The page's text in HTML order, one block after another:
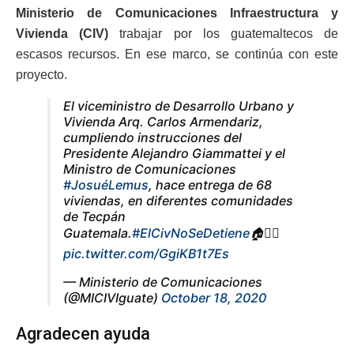
Ministerio de Comunicaciones Infraestructura y
Vivienda (CIV)trabajar por los guatemaltecos de
escasos recursos. En ese marco, se continúa con este
proyecto.
El viceministro de Desarrollo Urbano y
Vivienda Arq. Carlos Armendariz,
cumpliendo instrucciones del
Presidente Alejandro Giammattei y el
Ministro de Comunicaciones
#JosuéLemus, hace entrega de 68
viviendas, en diferentes comunidades
de Tecpán
Guatemala.#ElCivNoSeDetiene🏠👷‍♂️
pic.twitter.com/GgiKB1t7Es
— Ministerio de Comunicaciones
(@MICIVIguate) October 18, 2020
Agradecen ayuda